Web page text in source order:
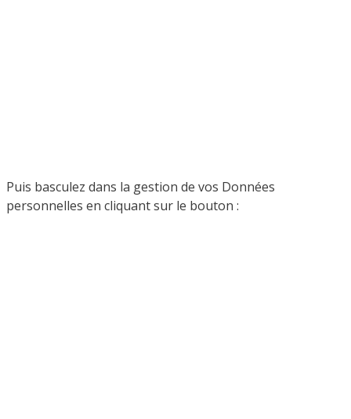
Puis basculez dans la gestion de vos Données
personnelles en cliquant sur le bouton :